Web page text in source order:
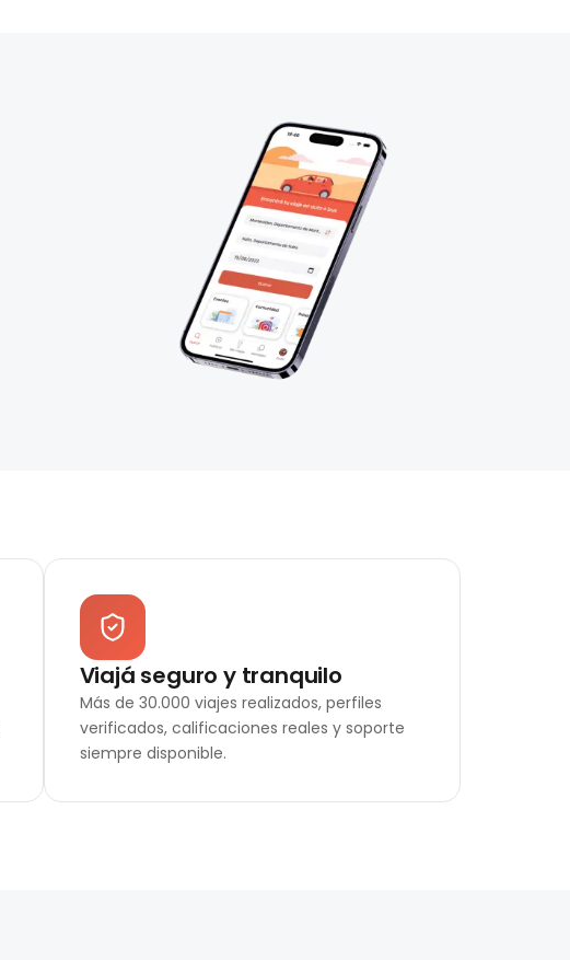
Viajá seguro y tranquilo
Más de 30.000 viajes realizados, perfiles
verificados, calificaciones reales y soporte
siempre disponible.